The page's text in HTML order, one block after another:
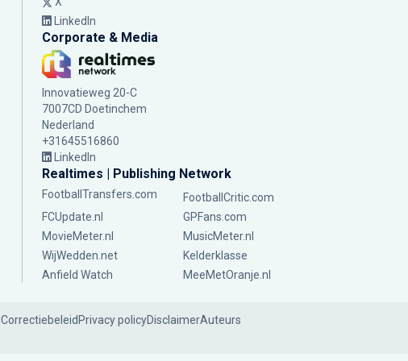
LinkedIn
Corporate & Media
Innovatieweg 20-C
7007CD Doetinchem
Nederland
+31645516860
LinkedIn
Realtimes | Publishing Network
FootballTransfers.com
FootballCritic.com
FCUpdate.nl
GPFans.com
MovieMeter.nl
MusicMeter.nl
WijWedden.net
Kelderklasse
Anfield Watch
MeeMetOranje.nl
Correctiebeleid Privacy policyDisclaimerAuteurs